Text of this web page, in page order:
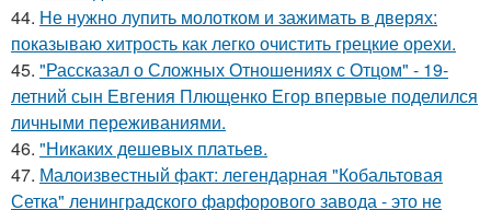
44. Не нужно лупить молотком и зажимать в дверях:
показываю хитрость как легко очистить грецкие орехи.
45. "Рассказал о Сложных Отношениях с Отцом" - 19-
летний сын Евгения Плющенко Егор впервые поделился
личными переживаниями.
46. "Никаких дешевых платьев.
47. Малоизвестный факт: легендарная "Кобальтовая
Сетка" ленинградского фарфорового завода - это не